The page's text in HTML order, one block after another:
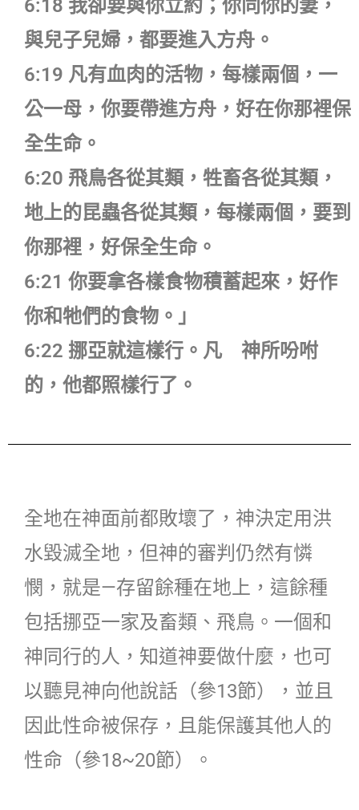
6:18 我卻要與你立約；你同你的妻，
與兒子兒婦，都要進入方舟。
6:19 凡有血肉的活物，每樣兩個，一
公一母，你要帶進方舟，好在你那裡保
全生命。
6:20 飛鳥各從其類，牲畜各從其類，
地上的昆蟲各從其類，每樣兩個，要到
你那裡，好保全生命。
6:21 你要拿各樣食物積蓄起來，好作
你和牠們的食物。」
6:22 挪亞就這樣行。凡 神所吩咐
的，他都照樣行了。
全地在神面前都敗壞了，神決定用洪
水毀滅全地，但神的審判仍然有憐
憫，就是—存留餘種在地上，這餘種
包括挪亞一家及畜類、飛鳥。一個和
神同行的人，知道神要做什麼，也可
以聽見神向他說話（參13節），並且
因此性命被保存，且能保護其他人的
性命（參18~20節）。